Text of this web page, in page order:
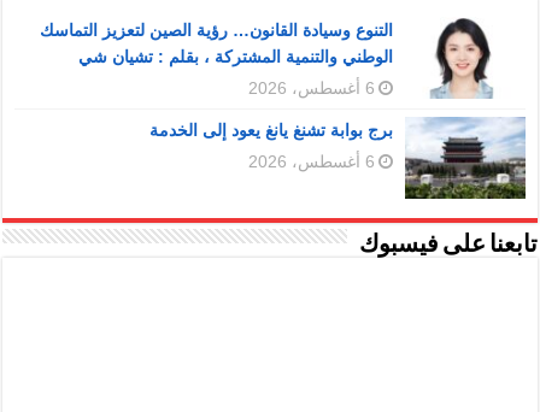
التنوع وسيادة القانون… رؤية الصين لتعزيز التماسك
الوطني والتنمية المشتركة ، بقلم : تشيان شي
6 أغسطس، 2026
برج بوابة تشنغ يانغ يعود إلى الخدمة
6 أغسطس، 2026
تابعنا على فيسبوك